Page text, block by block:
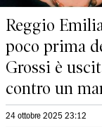
Reggio
poco prima
Grossi è
contro un
24 ottobre 2025 23:12